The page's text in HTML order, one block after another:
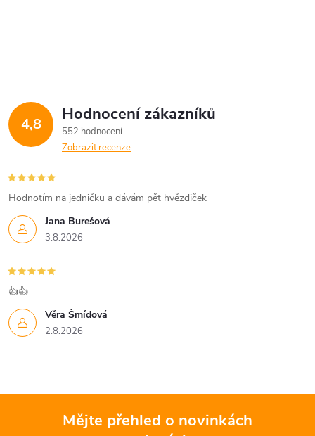
4,8 Hodnocení zákazníků
552 hodnocení
Zobrazit recenze
Jana Burešová
3.8.2026
Hodnotím na jedničku a dávám pět hvězdiček
Věra Šmídová
2.8.2026
👍👍
Mějte přehled o novinkách